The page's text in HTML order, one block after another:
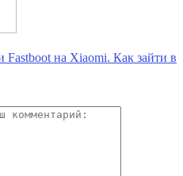
на Xiaomi. Как зайти в